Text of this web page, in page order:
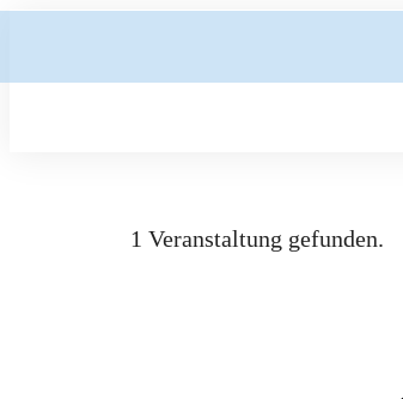
1 Veranstaltung gefunden.